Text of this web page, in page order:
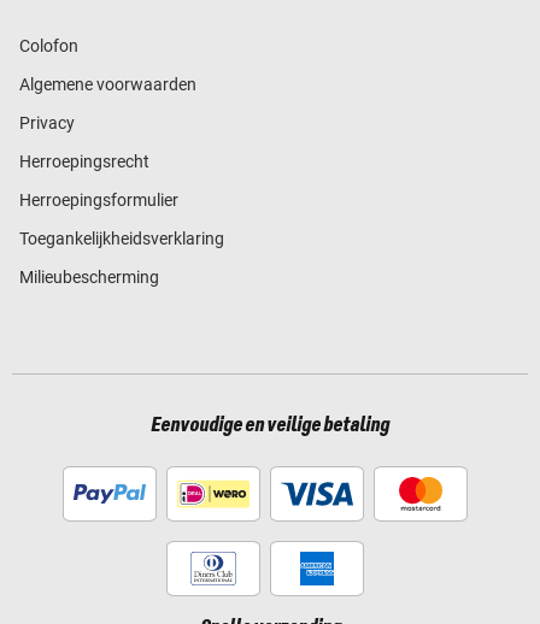
Colofon
Algemene voorwaarden
Privacy
Herroepingsrecht
Herroepingsformulier
Toegankelijkheidsverklaring
Milieubescherming
Eenvoudige en veilige betaling